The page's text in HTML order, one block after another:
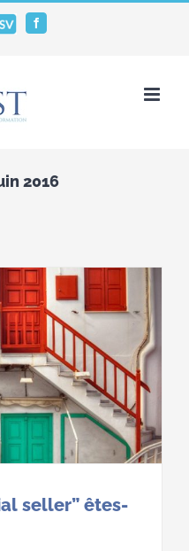
2016
seller” êtes-